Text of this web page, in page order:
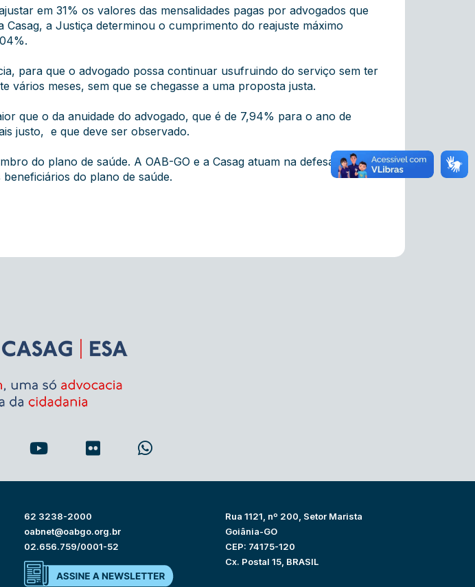
em 31% os valores das mensalidades pagas por advogados que
a Justiça determinou o cumprimento do reajuste máximo
para que o advogado possa continuar usufruindo do serviço sem ter
meses, sem que se chegasse a uma proposta justa.
que o da anuidade do advogado, que é de 7,94% para o ano de
justo, e que deve ser observado.
do plano de saúde. A OAB-GO e a Casag atuam na defesa dos
do plano de saúde.
62 3238-2000
oabnet@oabgo.org.br
02.656.759/0001-52
Rua 1121, nº 200, Setor Marista
Goiânia-GO
CEP: 74175-120
Cx. Postal 15, BRASIL